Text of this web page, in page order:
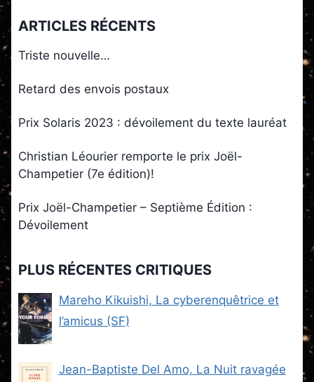
ARTICLES RÉCENTS
Triste nouvelle…
Retard des envois postaux
Prix Solaris 2023 : dévoilement du texte lauréat
Christian Léourier remporte le prix Joël-
Champetier (7e édition)!
Prix Joël-Champetier – Septième Édition :
Dévoilement
PLUS RÉCENTES CRITIQUES
Mareho Kikuishi, La cyberenquêtrice et
l’amicus (SF)
Jean-Baptiste Del Amo, La Nuit ravagée